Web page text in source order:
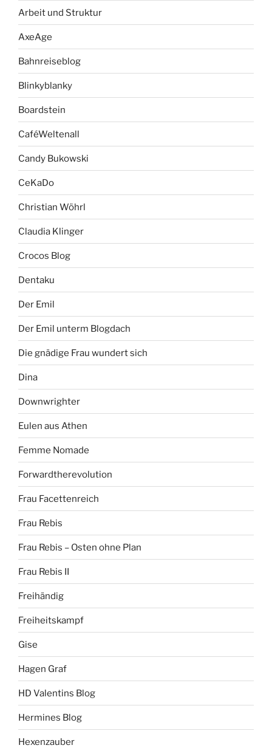
Arbeit und Struktur
AxeAge
Bahnreiseblog
Blinkyblanky
Boardstein
CaféWeltenall
Candy Bukowski
CeKaDo
Christian Wöhrl
Claudia Klinger
Crocos Blog
Dentaku
Der Emil
Der Emil unterm Blogdach
Die gnädige Frau wundert sich
Dina
Downwrighter
Eulen aus Athen
Femme Nomade
Forwardtherevolution
Frau Facettenreich
Frau Rebis
Frau Rebis – Osten ohne Plan
Frau Rebis II
Freihändig
Freiheitskampf
Gise
Hagen Graf
HD Valentins Blog
Hermines Blog
Hexenzauber